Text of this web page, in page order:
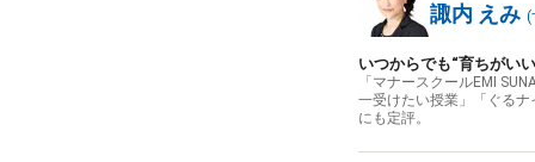
諏内 えみ (
いつからでも“育ちがい
「マナースクールEMI
一受けたい授業」「ぐる
にも定評。